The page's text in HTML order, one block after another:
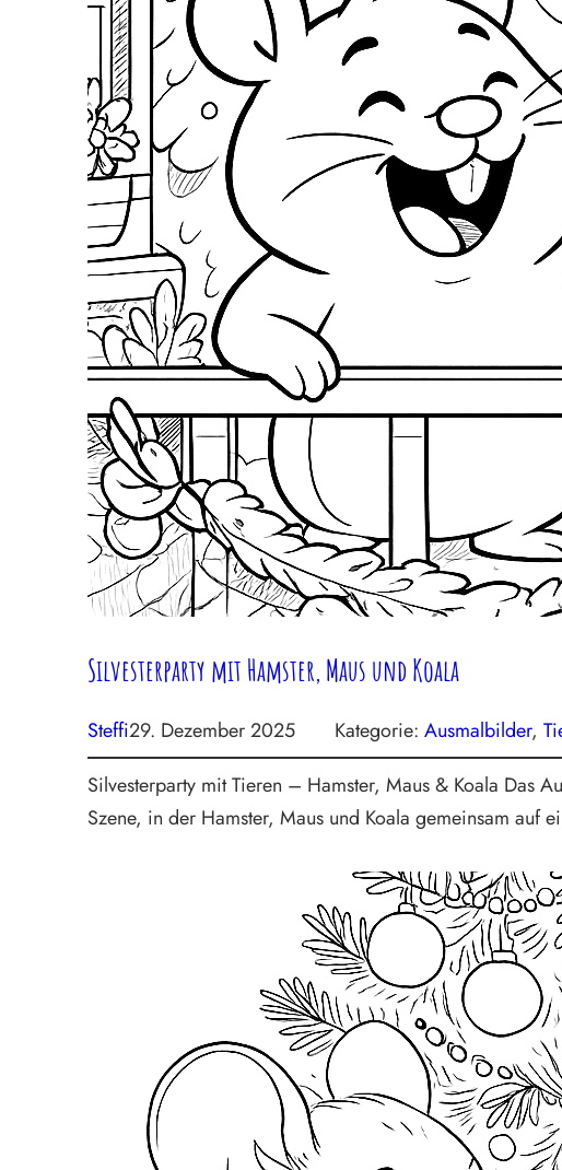
Silvesterparty mit Hamster, Maus und Koala
Steffi29. Dezember 2025 Kategorie: Ausmalbilder,
Silvesterparty mit Tieren – Hamster, Maus & Koala Das
Szene, in der Hamster, Maus und Koala gemeinsam auf